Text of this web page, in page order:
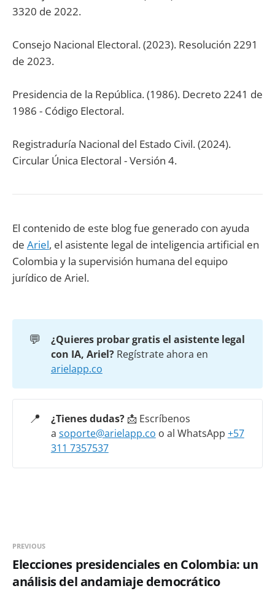
3320 de 2022.
Consejo Nacional Electoral. (2023). Resolución 2291
de 2023.
Presidencia de la República. (1986). Decreto 2241 de
1986 - Código Electoral.
Registraduría Nacional del Estado Civil. (2024).
Circular Única Electoral - Versión 4.
El contenido de este blog fue generado con ayuda
de Ariel, el asistente legal de inteligencia artificial en
Colombia y la supervisión humana del equipo
jurídico de Ariel.
💬
¿Quieres probar gratis el asistente legal
con IA, Ariel? Regístrate ahora en
arielapp.co
📍 ¿Tienes dudas?📩 Escríbenos
a soporte@arielapp.co o al WhatsApp +57
311 7357537
PREVIOUS
Elecciones presidenciales en Colombia: un
análisis del andamiaje democrático